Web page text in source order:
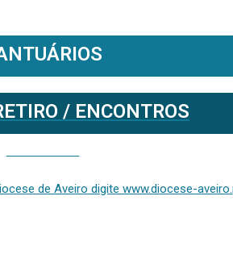
/ ENCONTROS
de Aveiro digite www.diocese-